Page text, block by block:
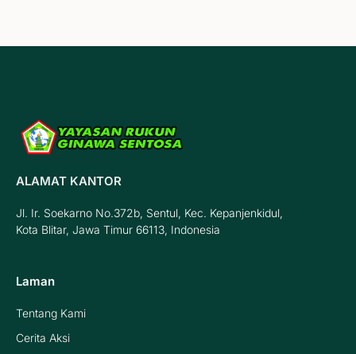
ALAMAT KANTOR
Jl. Ir. Soekarno No.372b, Sentul, Kec. Kepanjenkidul,
Kota Blitar, Jawa Timur 66113, Indonesia
Laman
Tentang Kami
Cerita Aksi